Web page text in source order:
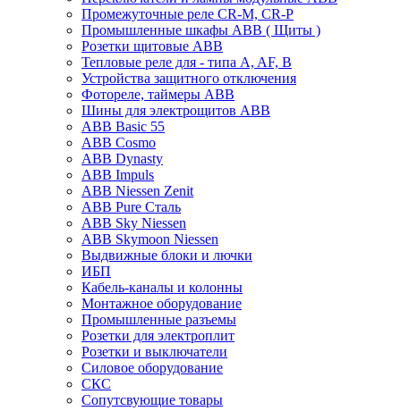
Промежуточные реле CR-M, CR-P
Промышленные шкафы ABB ( Щиты )
Розетки щитовые ABB
Тепловые реле для - типа A, AF, B
Устройства защитного отключения
Фотореле, таймеры ABB
Шины для электрощитов АВВ
ABB Basic 55
ABB Cosmo
ABB Dynasty
ABB Impuls
ABB Niessen Zenit
ABB Pure Сталь
ABB Sky Niessen
ABB Skymoon Niessen
Выдвижные блоки и лючки
ИБП
Кабель-каналы и колонны
Монтажное оборудование
Промышленные разъемы
Розетки для электроплит
Розетки и выключатели
Силовое оборудование
СКС
Сопутсвующие товары